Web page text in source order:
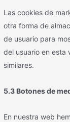
Las cookies de
otra forma de
de usuario para
del usuario en esta
similares.
5.3 Botones de
En nuestra web